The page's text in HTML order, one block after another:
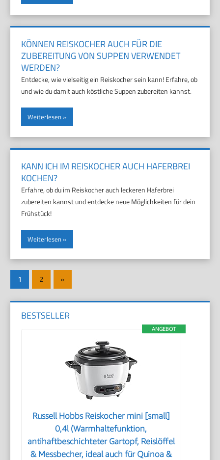
KÖNNEN REISKOCHER AUCH FÜR DIE
ZUBEREITUNG VON SUPPEN VERWENDET
WERDEN?
Entdecke, wie vielseitig ein Reiskocher sein kann! Erfahre, ob
und wie du damit auch köstliche Suppen zubereiten kannst.
Weiterlesen
KANN ICH IM REISKOCHER AUCH HAFERBREI
KOCHEN?
Erfahre, ob du im Reiskocher auch leckeren Haferbrei
zubereiten kannst und entdecke neue Möglichkeiten für dein
Frühstück!
Weiterlesen
Seitennummerierung
der
Beiträge
1 2
Nächste
Beiträge
»
BESTSELLER
ANGEBOT
Russell Hobbs Reiskocher mini [small]
0,4l (Warmhaltefunktion,
antihaftbeschichteter Gartopf, Reislöffel
& Messbecher, ideal auch für Quinoa &